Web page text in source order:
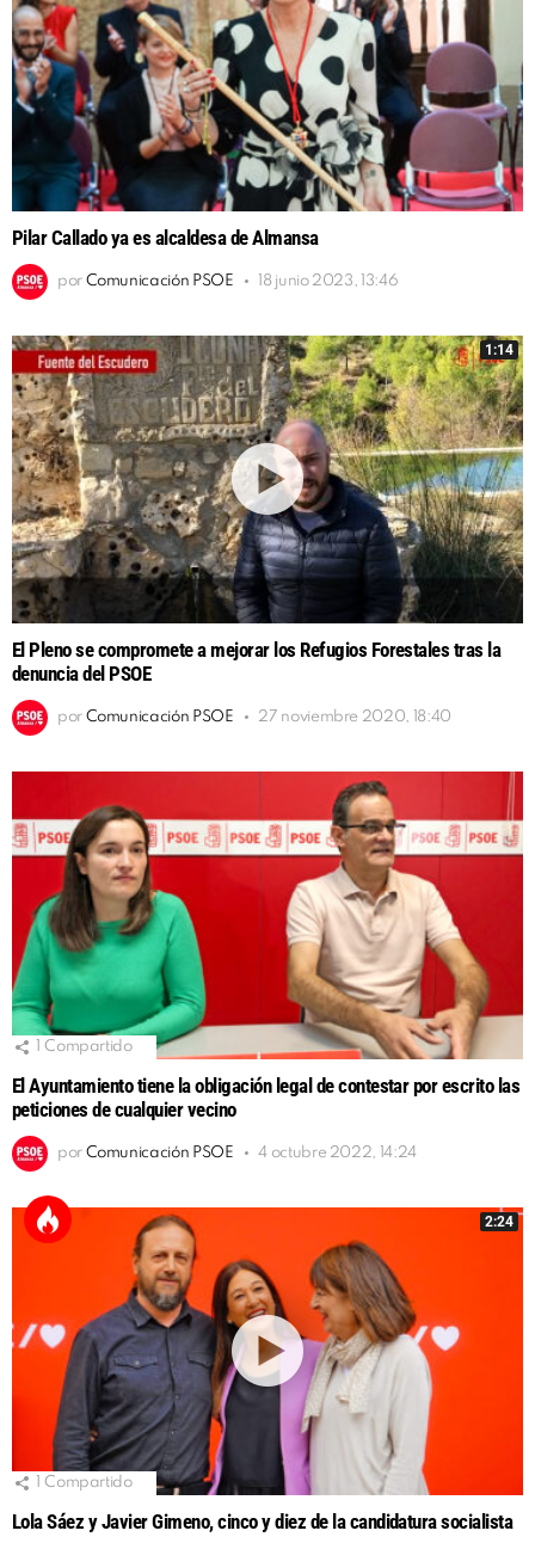
Pilar Callado ya es alcaldesa de Almansa
por Comunicación PSOE 18 junio 2023, 13:46
1:14
El Pleno se compromete a mejorar los Refugios Forestales tras la
denuncia del PSOE
por Comunicación PSOE 27 noviembre 2020, 18:40
Compartido
El Ayuntamiento tiene la obligación legal de contestar por escrito las
peticiones de cualquier vecino
por Comunicación PSOE 4 octubre 2022, 14:24
2:24
Compartido
Lola Sáez y Javier Gimeno, cinco y diez de la candidatura socialista